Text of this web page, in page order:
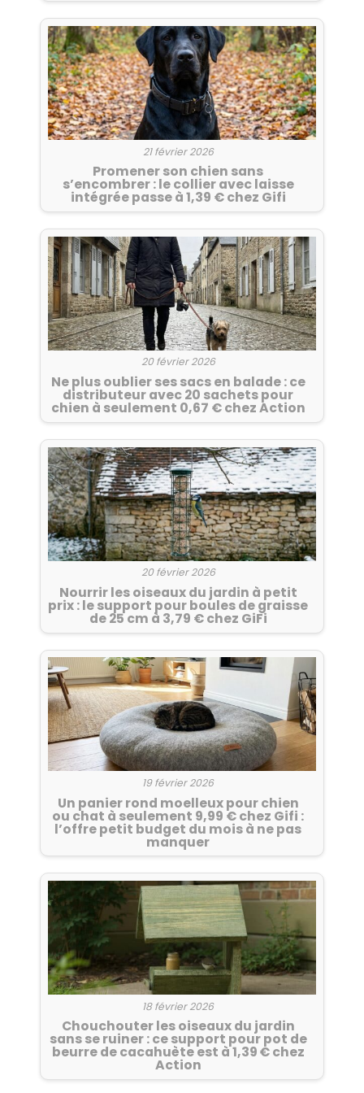
21 février 2026
Promener son chien sans
s’encombrer : le collier avec laisse
intégrée passe à 1,39 € chez Gifi
20 février 2026
Ne plus oublier ses sacs en balade : ce
distributeur avec 20 sachets pour
chien à seulement 0,67 € chez Action
20 février 2026
Nourrir les oiseaux du jardin à petit
prix : le support pour boules de graisse
de 25 cm à 3,79 € chez GiFi
19 février 2026
Un panier rond moelleux pour chien
ou chat à seulement 9,99 € chez Gifi :
l’offre petit budget du mois à ne pas
manquer
18 février 2026
Chouchouter les oiseaux du jardin
sans se ruiner : ce support pour pot de
beurre de cacahuète est à 1,39 € chez
Action